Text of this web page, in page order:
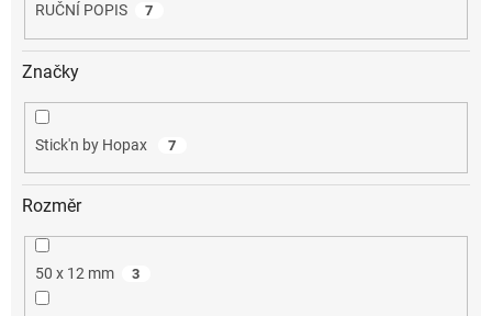
RUČNÍ POPIS 7
Značky
Stick'n by Hopax 7
Rozměr
50 x 12 mm 3